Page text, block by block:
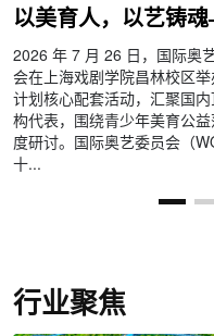
以美育人，以艺铸
计划项目推广研讨
2026 年 7 月 26 日，国际奥
会在上海戏剧学院昌林校区
计划核心配套活动，汇聚国
构代表，围绕青少年美育公
度研讨。国际奥艺委员会（
十...
行业聚焦